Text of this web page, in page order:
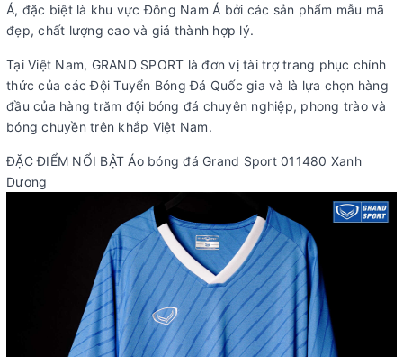
Á, đặc biệt là khu vực Đông Nam Á bởi các sản phẩm mẫu mã
đẹp, chất lượng cao và giá thành hợp lý.
Tại Việt Nam, GRAND SPORT là đơn vị tài trợ trang phục chính
thức của các Đội Tuyển Bóng Đá Quốc gia và là lựa chọn hàng
đầu của hàng trăm đội bóng đá chuyên nghiệp, phong trào và
bóng chuyền trên khắp Việt Nam.
ĐẶC ĐIỂM NỔI BẬT Áo bóng đá Grand Sport 011480 Xanh
Dương